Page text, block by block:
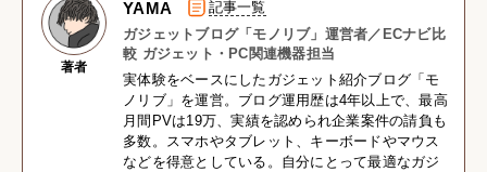
著者
YAMA
記事一覧
ガジェットブログ「モノリブ」運営者／ECナビ比
較 ガジェット・PC関連機器担当
実体験をベースにしたガジェット紹介ブログ「モ
ノリブ」を運営。ブログ運用歴は4年以上で、最高
月間PVは19万、実績を認められ企業案件の請負も
多数。スマホやタブレット、キーボードやマウス
などを得意としている。自分にとって最適なガジ